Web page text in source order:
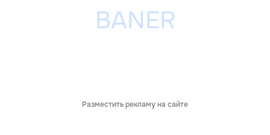
Разместить рекламу на сайте